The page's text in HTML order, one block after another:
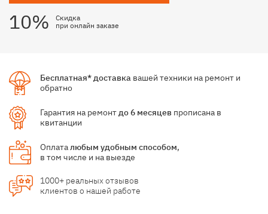
10%
Скидка
при онлайн заказе
Бесплатная* доставка вашей техники на ремонт и
обратно
Гарантия на ремонтдо 6 месяцев прописана в
квитанции
Оплаталюбым удобным способом,
в том числе и на выезде
1000+ реальных отзывов
клиентов о нашей работе